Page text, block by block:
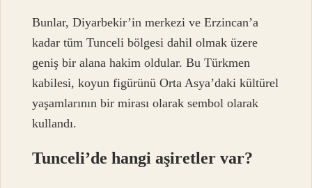
Bunlar, Diyarbekir’in merkezi ve Erzincan’a
kadar tüm Tunceli bölgesi dahil olmak üzere
geniş bir alana hakim oldular. Bu Türkmen
kabilesi, koyun figürünü Orta Asya’daki kültürel
yaşamlarının bir mirası olarak sembol olarak
kullandı.
Tunceli’de hangi aşiretler var?